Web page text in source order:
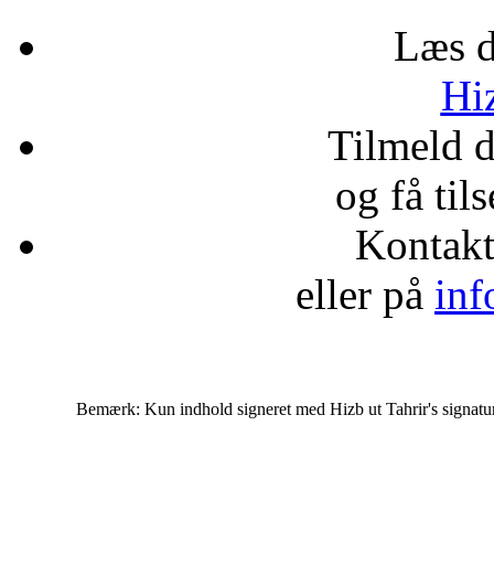
Læs
Tilmeld
og få
eller på
Bemærk: Kun indhold signeret med Hizb ut Tahrir's